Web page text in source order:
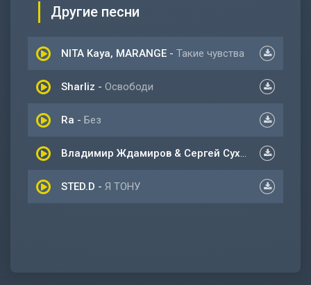
Другие песни
NITA Kaya, MARANGE - Такие чувства
Sharliz - Освободи
Ra - Без
-За
STED.D - Я ТОНУ